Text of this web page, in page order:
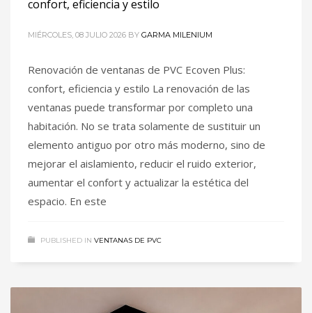
confort, eficiencia y estilo
MIÉRCOLES, 08 JULIO 2026 BY GARMA MILENIUM
Renovación de ventanas de PVC Ecoven Plus:
confort, eficiencia y estilo La renovación de las
ventanas puede transformar por completo una
habitación. No se trata solamente de sustituir un
elemento antiguo por otro más moderno, sino de
mejorar el aislamiento, reducir el ruido exterior,
aumentar el confort y actualizar la estética del
espacio. En este
PUBLISHED IN VENTANAS DE PVC